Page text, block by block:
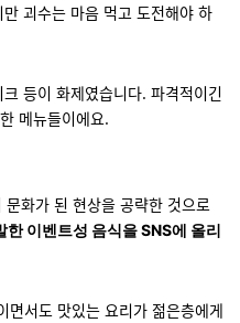
괴수는 마음 먹고 도전해야 하
등이 화제였습니다. 파격적이긴
메뉴들이에요.
화가 된 현상을 공략한 것으로
한 이벤트성 음식을 SNS에 올리
면서도 맛있는 요리가 젊은층에게